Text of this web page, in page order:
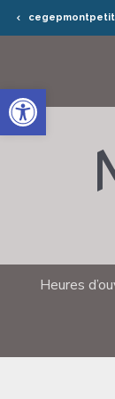
Ouvrir la barre d’outils
Heures